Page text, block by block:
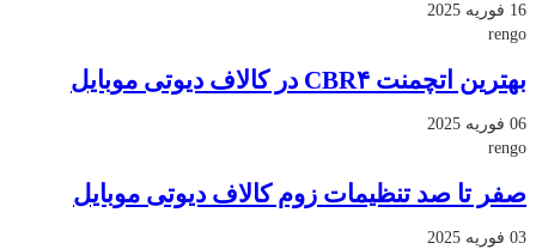
16 فوریه 2025
rengo
بهترین اتچمنت CBR۴ در کالاف دیوتی موبایل
06 فوریه 2025
rengo
صفر تا صد تنظیمات زوم کالاف دیوتی موبایل
03 فوریه 2025